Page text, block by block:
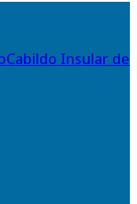
Cabildo Insular de